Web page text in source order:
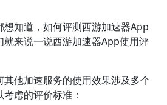
知道，如何评测西游加速器App
就来说一说西游加速器App使用评
他加速服务的使用效果涉及多个
虑的评价标准：